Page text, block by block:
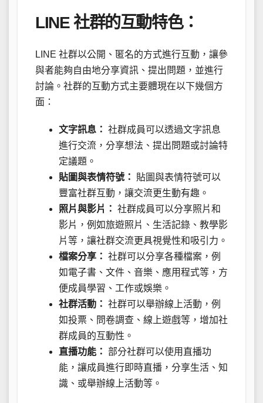
LINE 社群的互動特色：
LINE 社群以公開、匿名的方式進行互動，讓參
與者能夠自由地分享資訊、提出問題，並進行
討論。社群的互動方式主要體現在以下幾個方
面：
文字訊息： 社群成員可以透過文字訊息
進行交流，分享想法、提出問題或討論特
定議題。
貼圖與表情符號：
貼圖與表情符號可以
豐富社群互動，讓交流更生動有趣。
照片與影片： 社群成員可以分享照片和
影片，例如旅遊照片、生活記錄、教學影
片等，讓社群交流更具視覺性和吸引力。
檔案分享： 社群可以分享各種檔案，例
如電子書、文件、音樂、應用程式等，方
便成員學習、工作或娛樂。
社群活動： 社群可以舉辦線上活動，例
如投票、問卷調查、線上遊戲等，增加社
群成員的互動性。
直播功能： 部分社群可以使用直播功
能，讓成員進行即時直播，分享生活、知
識、或舉辦線上活動等。